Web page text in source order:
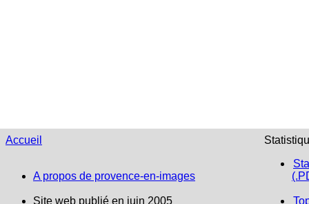
Accueil
A propos de provence-en-images
Site web publié en juin 2005